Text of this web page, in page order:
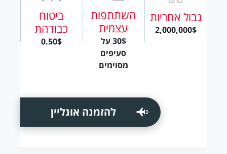
גבול אחריות
2,000,000$
השתתפות
עצמית
30$ על
סעיפים
מסוימים
ביטוח
כבודהת
0.50$
להזמנה אונליין